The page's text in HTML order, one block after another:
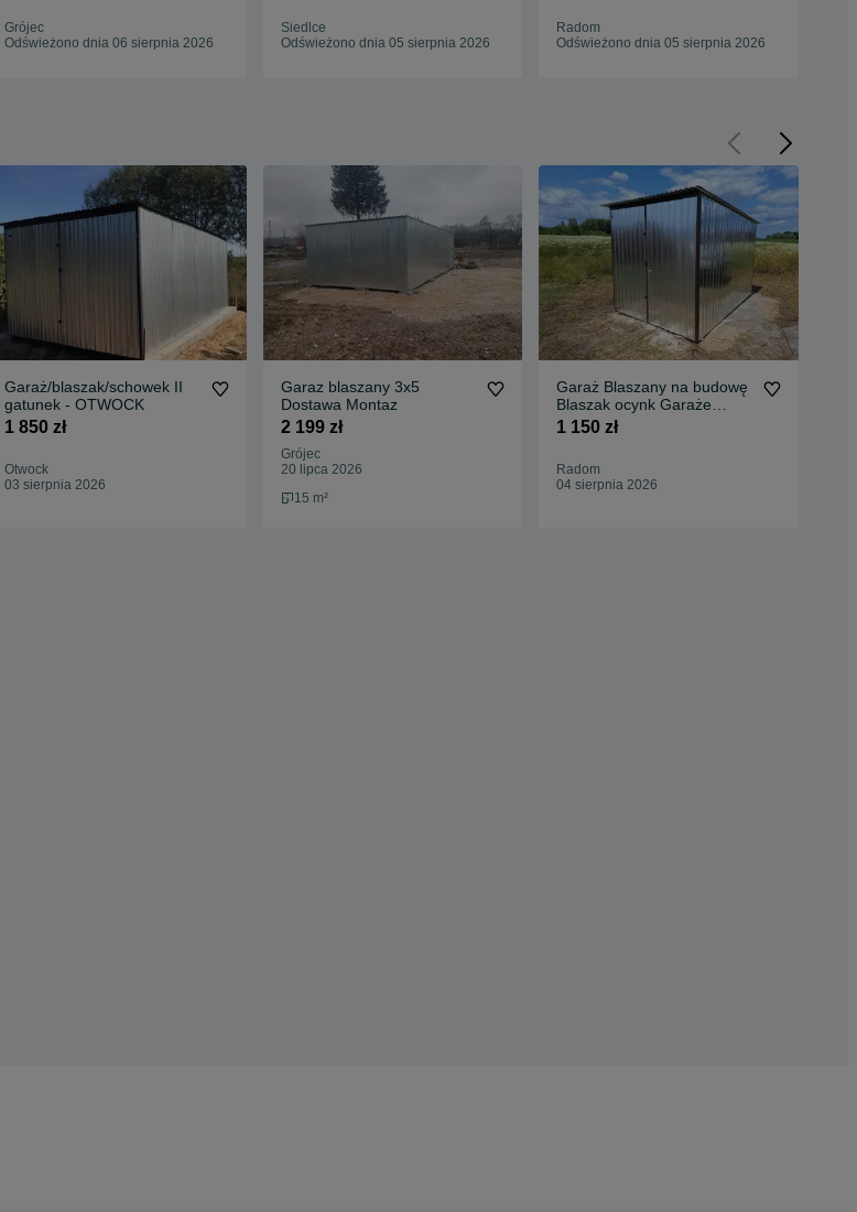
Grójec
Odświeżono dnia 06 sierpnia 2026
Siedlce
Odświeżono dnia 05 sierpnia 2026
Radom
Odświeżono dnia 05 sierpnia 2026
Garaż/blaszak/schowek II
gatunek - OTWOCK
1 850 zł
Otwock
03 sierpnia 2026
Garaz blaszany 3x5
Dostawa Montaz
2 199 zł
Grójec
20 lipca 2026
15 m²
Garaż Blaszany na budowę
Blaszak ocynk Garaże
blaszane WYPRZEDAŻ !
1 150 zł
Radom
04 sierpnia 2026